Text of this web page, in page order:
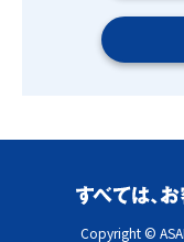
Copyright ©